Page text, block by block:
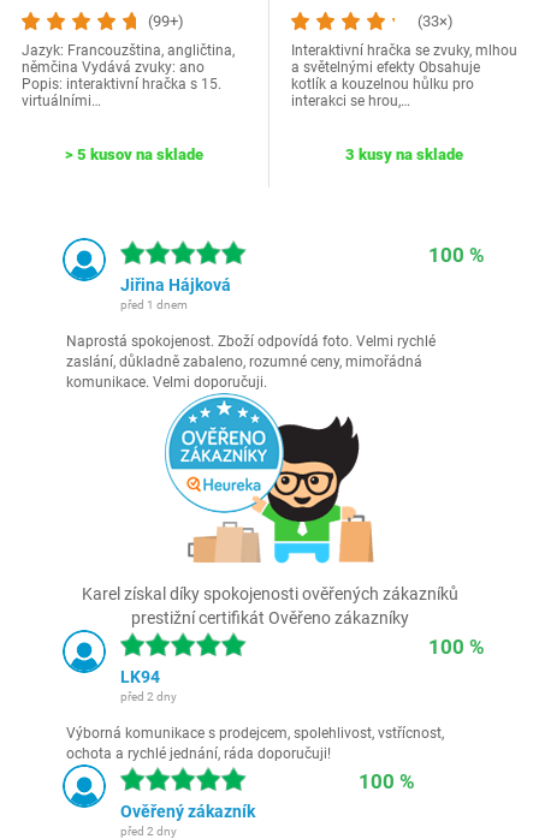
(99+)
Jazyk: Francouzština, angličtina,
němčina Vydává zvuky: ano
Popis: interaktivní hračka s 15.
virtuálními…
> 5 kusov na sklade
(33×)
Interaktivní hračka se zvuky, mlhou
a světelnými efekty Obsahuje
kotlík a kouzelnou hůlku pro
interakci se hrou,…
3 kusy na sklade
100 %
Jiřina Hájková
před 1 dnem
Naprostá spokojenost. Zboží odpovídá foto. Velmi rychlé
zaslání, důkladně zabaleno, rozumné ceny, mimořádná
komunikace. Velmi doporučuji.
Karel získal díky spokojenosti ověřených zákazníků
prestižní certifikát Ověřeno zákazníky
100 %
LK94
před 2 dny
Výborná komunikace s prodejcem, spolehlivost, vstřícnost,
ochota a rychlé jednání, ráda doporučuji!
100 %
Ověřený zákazník
před 2 dny